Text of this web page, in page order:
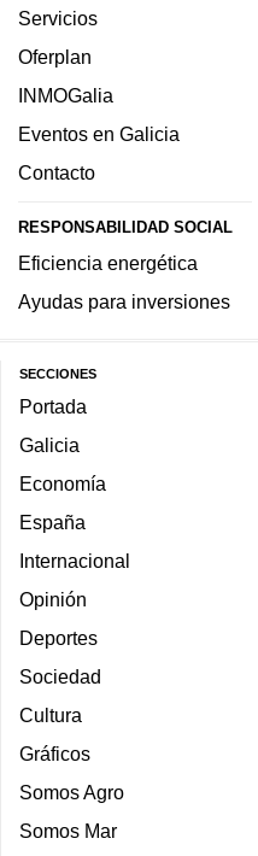
Servicios
Oferplan
INMOGalia
Eventos en Galicia
Contacto
RESPONSABILIDAD SOCIAL
Eficiencia energética
Ayudas para inversiones
SECCIONES
Portada
Galicia
Economía
España
Internacional
Opinión
Deportes
Sociedad
Cultura
Gráficos
Somos Agro
Somos Mar